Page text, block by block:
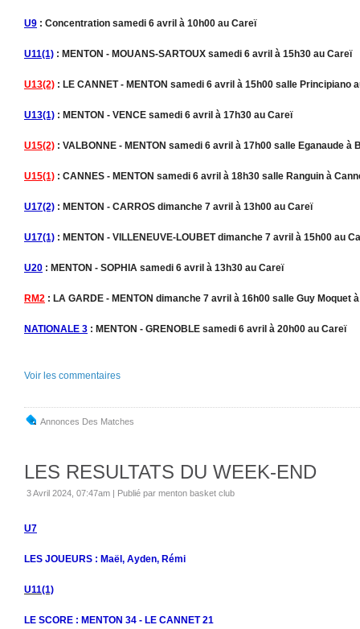
U9 : Concentration samedi 6 avril à 10h00 au Careï
U11(1) : MENTON - MOUANS-SARTOUX samedi 6 avril à 15h30 au Careï
U13(2) : LE CANNET - MENTON samedi 6 avril à 15h00 salle Principiano
U13(1) : MENTON - VENCE samedi 6 avril à 17h30 au Careï
U15(2) : VALBONNE - MENTON samedi 6 avril à 17h00 salle Eganaude à
U15(1) : CANNES - MENTON samedi 6 avril à 18h30 salle Ranguin à
U17(2) : MENTON - CARROS dimanche 7 avril à 13h00 au Careï
U17(1) : MENTON - VILLENEUVE-LOUBET dimanche 7 avril à 15h00 au
U20 : MENTON - SOPHIA samedi 6 avril à 13h30 au Careï
RM2 : LA GARDE - MENTON dimanche 7 avril à 16h00 salle Guy Moquet
NATIONALE 3 : MENTON - GRENOBLE samedi 6 avril à 20h00 au Careï
Voir les commentaires
Annonces Des Matches
LES RESULTATS DU WEEK-END
3 Avril 2024, 07:47am | Publié par menton basket club
U7
LES JOUEURS : Maël, Ayden, Rémi
U11(1)
LE SCORE : MENTON 34 - LE CANNET 21